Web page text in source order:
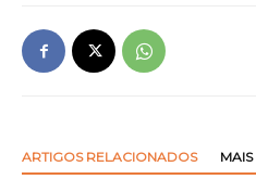
ARTIGOS RELACIONADOS